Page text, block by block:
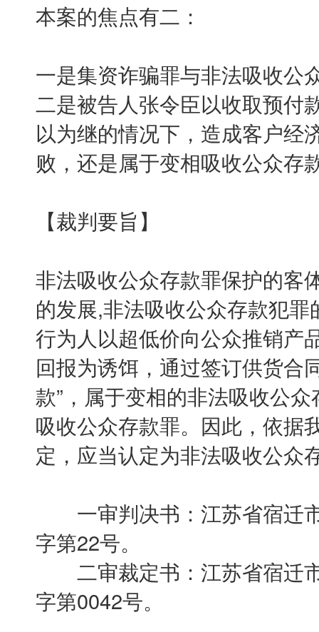
本案的焦点有二：
一是集资诈骗罪与非法吸收公
二是被告人张令臣以收取预付
以为继的情况下，造成客户经
败，还是属于变相吸收公众存
【裁判要旨】
非法吸收公众存款罪保护的客
的发展,非法吸收公众存款犯
行为人以超低价向公众推销产
回报为诱饵，通过签订供货合
款”，属于变相的非法吸收公
吸收公众存款罪。因此，依据
定，应当认定为非法吸收公众
一审判决书：江苏省宿迁
字第22号。
二审裁定书：江苏省宿迁
字第0042号。